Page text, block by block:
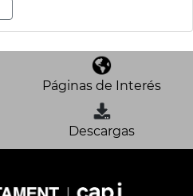
Páginas de Interés
Descargas